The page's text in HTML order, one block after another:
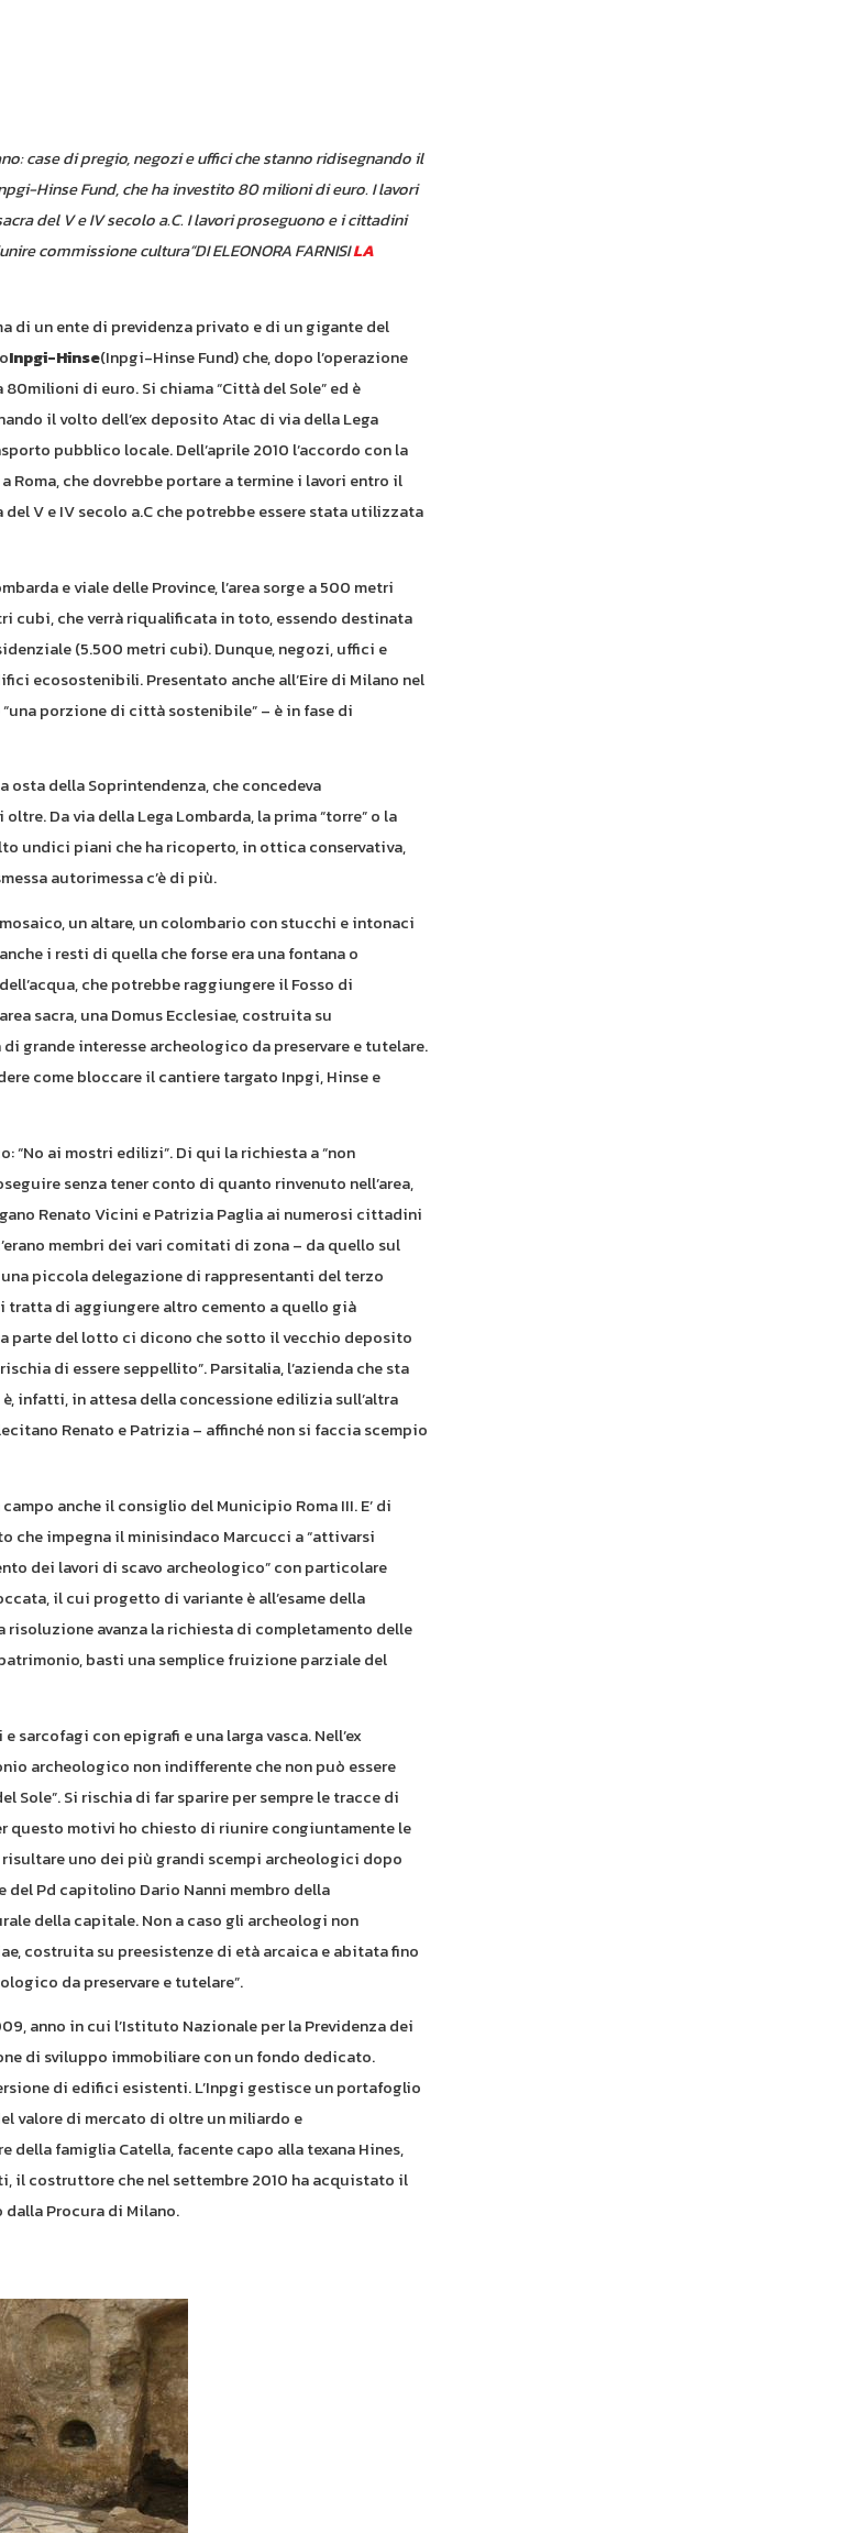
case di pregio, negozi e uffici che stanno ridisegnando il
Hinse Fund, che ha investito 80 milioni di euro. I lavori
del V e IV secolo a.C. I lavori proseguono e i cittadini
commissione cultura”DI ELEONORA FARNISILA
di un ente di previdenza privato e di un gigante del
Inpgi-Hinse(Inpgi-Hinse Fund) che, dopo l’operazione
di euro. Si chiama “Città del Sole” ed è
il volto dell’ex deposito Atac di via della Lega
pubblico locale. Dell’aprile 2010 l’accordo con la
Roma, che dovrebbe portare a termine i lavori entro il
V e IV secolo a.C che potrebbe essere stata utilizzata
e viale delle Province, l’area sorge a 500 metri
cubi, che verrà riqualificata in toto, essendo destinata
(5.500 metri cubi). Dunque, negozi, uffici e
ecosostenibili. Presentato anche all’Eire di Milano nel
porzione di città sostenibile” – è in fase di
osta della Soprintendenza, che concedeva
Da via della Lega Lombarda, la prima “torre” o la
undici piani che ha ricoperto, in ottica conservativa,
autorimessa c’è di più.
un altare, un colombario con stucchi e intonaci
i resti di quella che forse era una fontana o
che potrebbe raggiungere il Fosso di
sacra, una Domus Ecclesiae, costruita su
grande interesse archeologico da preservare e tutelare.
come bloccare il cantiere targato Inpgi, Hinse e
“No ai mostri edilizi”. Di qui la richiesta a “non
senza tener conto di quanto rinvenuto nell’area,
Renato Vicini e Patrizia Paglia ai numerosi cittadini
membri dei vari comitati di zona – da quello sul
piccola delegazione di rappresentanti del terzo
tratta di aggiungere altro cemento a quello già
parte del lotto ci dicono che sotto il vecchio deposito
di essere seppellito”. Parsitalia, l’azienda che sta
infatti, in attesa della concessione edilizia sull’altra
Renato e Patrizia – affinché non si faccia scempio
anche il consiglio del Municipio Roma III. E’ di
che impegna il minisindaco Marcucci a “attivarsi
dei lavori di scavo archeologico” con particolare
il cui progetto di variante è all’esame della
avanza la richiesta di completamento delle
basti una semplice fruizione parziale del
sarcofagi con epigrafi e una larga vasca. Nell’ex
archeologico non indifferente che non può essere
Si rischia di far sparire per sempre le tracce di
questo motivi ho chiesto di riunire congiuntamente le
uno dei più grandi scempi archeologici dopo
del Pd capitolino Dario Nanni membro della
della capitale. Non a caso gli archeologi non
costruita su preesistenze di età arcaica e abitata fino
da preservare e tutelare”.
anno in cui l’Istituto Nazionale per la Previdenza dei
di sviluppo immobiliare con un fondo dedicato.
di edifici esistenti. L’Inpgi gestisce un portafoglio
valore di mercato di oltre un miliardo e
famiglia Catella, facente capo alla texana Hines,
il costruttore che nel settembre 2010 ha acquistato il
Procura di Milano.